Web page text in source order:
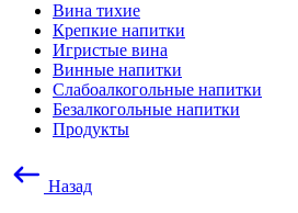
Вина тихие
Крепкие напитки
Игристые вина
Винные напитки
Слабоалкогольные напитки
Безалкогольные напитки
Продукты
Назад